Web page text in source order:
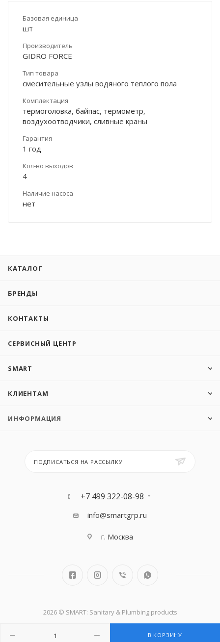
В КОРЗИНУ
Базовая единица
шт
Производитель
GIDRO FORCE
Тип товара
смесительные узлы водяного теплого пола
Комплектация
термоголовка, байпас, термометр,
воздухоотводчики, сливные краны
Гарантия
1 год
Кол-во выходов
4
Наличие насоса
нет
КАТАЛОГ
БРЕНДЫ
КОНТАКТЫ
СЕРВИСНЫЙ ЦЕНТР
SMART
КЛИЕНТАМ
ИНФОРМАЦИЯ
ПОДПИСАТЬСЯ НА РАССЫЛКУ
+7 499 322-08-98
info@smartgrp.ru
г. Москва
2026 © SMART: Sanitary & Plumbing products